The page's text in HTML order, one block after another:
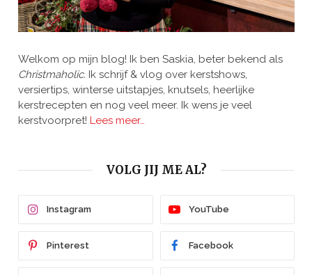
Welkom op mijn blog! Ik ben Saskia, beter bekend als
Christmaholic. Ik schrijf & vlog over kerstshows,
versiertips, winterse uitstapjes, knutsels, heerlijke
kerstrecepten en nog veel meer. Ik wens je veel
kerstvoorpret! Lees meer…
VOLG JIJ ME AL?
Instagram YouTube
Pinterest Facebook